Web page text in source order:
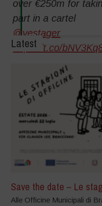
over €250m for
part in a cartel
@vestager
https://t.co/
Latest
Save the date – Le
Alle Officine Municipali di